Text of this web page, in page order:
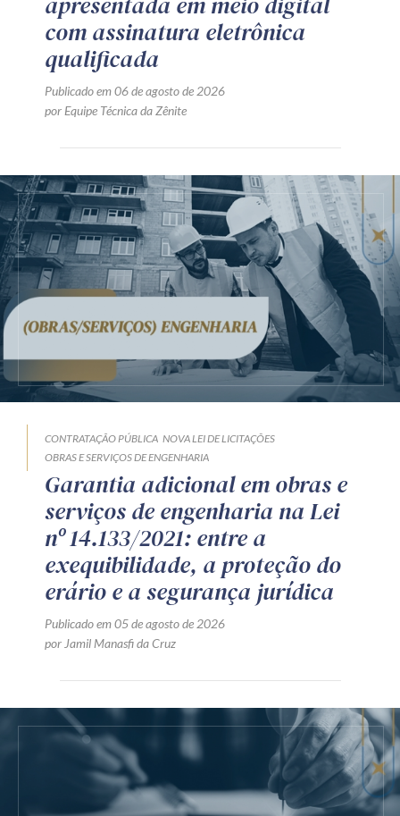
com assinatura eletrônica
qualificada
Publicado em 06 de agosto de 2026
por Equipe Técnica da Zênite
CONTRATAÇÃO PÚBLICA NOVA LEI DE LICITAÇÕES
OBRAS E SERVIÇOS DE ENGENHARIA
Garantia adicional em obras e
serviços de engenharia na Lei
nº 14.133/2021: entre a
exequibilidade, a proteção do
erário e a segurança jurídica
Publicado em 05 de agosto de 2026
por Jamil Manasfi da Cruz